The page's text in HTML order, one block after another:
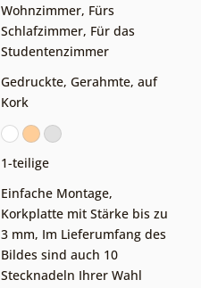
Wohnzimmer, Fürs
Schlafzimmer, Für das
Studentenzimmer
Gedruckte, Gerahmte, auf
Kork
1-teilige
Einfache Montage,
Korkplatte mit Stärke bis zu
3 mm, Im Lieferumfang des
Bildes sind auch 10
Stecknadeln Ihrer Wahl